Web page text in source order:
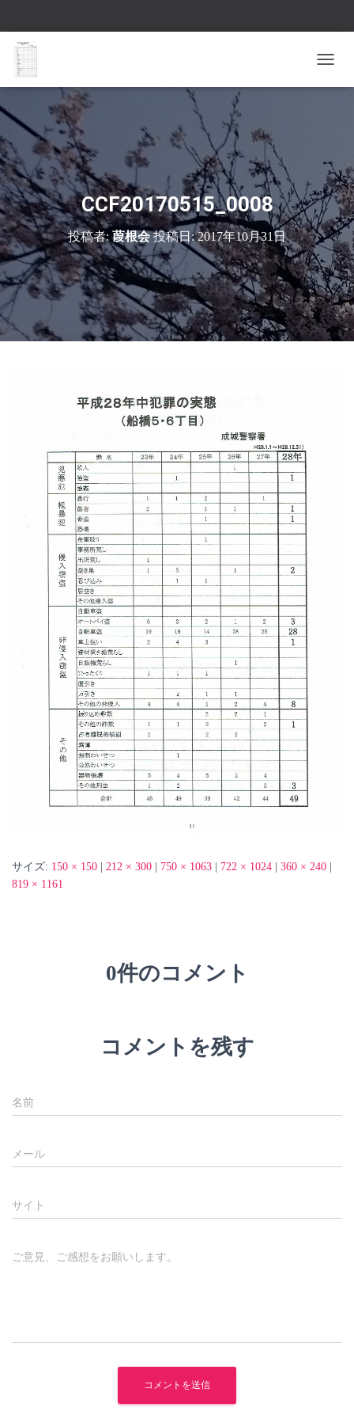
ビ
ン
を
切
り
替
え
CCF20170515_0008
投稿者:葭根会投稿日:2017年10月31日
サイズ: 150 × 150 | 212 × 300 | 750 × 1063 | 722 × 1024 | 360 × 240 |
819 × 1161
0件のコメント
コメントを残す
名前
メール
サイト
ご意見、ご感想をお願いします。